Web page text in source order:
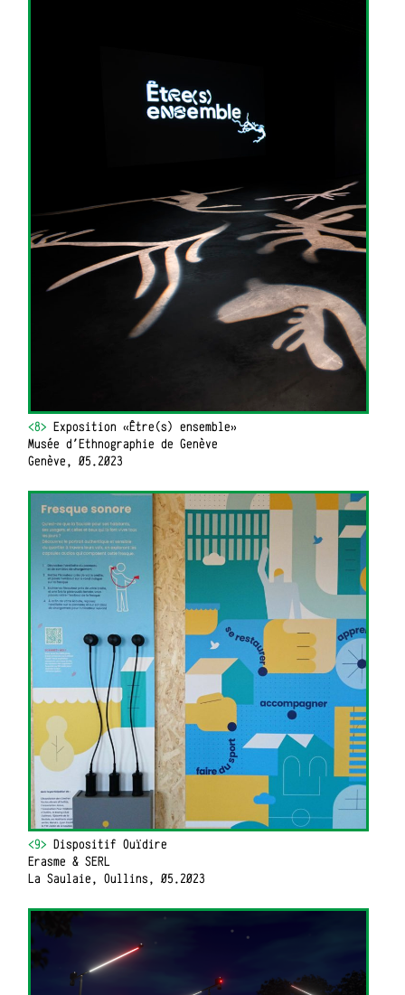
<8>Exposition «Être(s) ensemble»
Musée d'Ethnographie de Genève
Genève, 05.2023
<9>Dispositif Ouïdire
Erasme & SERL
La Saulaie, Oullins, 05.2023